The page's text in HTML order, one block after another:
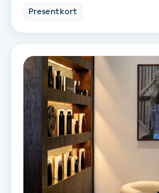
Makeup
Manikyr & Pedikyr
Massage
Presentkort